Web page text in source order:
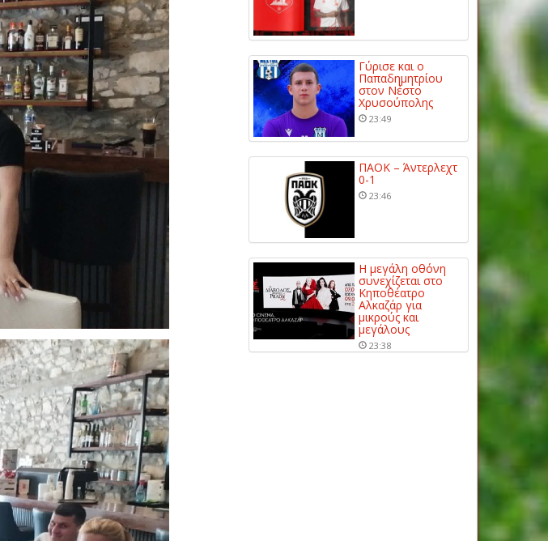
Γύρισε και ο
Παπαδημητρίου
στον Νέστο
Χρυσούπολης
23:49
ΠΑΟΚ – Άντερλεχτ
0-1
23:46
Η μεγάλη οθόνη
συνεχίζεται στο
Κηποθέατρο
Αλκαζάρ για
μικρούς και
μεγάλους
23:38